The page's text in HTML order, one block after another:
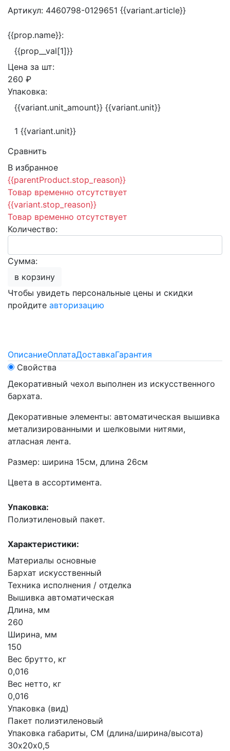
Артикул: 4460798-0129651 {{variant.article}}
{{prop.name}}:
{{prop__val[1]}}
Цена за шт:
260 ₽
Упаковка:
{{variant.unit_amount}} {{variant.unit}}
1 {{variant.unit}}
Сравнить
В избранное
{{parentProduct.stop_reason}}
Товар временно отсутствует
{{variant.stop_reason}}
Товар временно отсутствует
Количество:
Сумма:
в корзину
Чтобы увидеть персональные цены и скидки
пройдите авторизацию
ОписаниеОплатаДоставкаГарантия
Свойства
Декоративный чехол выполнен из искусственного
бархата.
Декоративные элементы: автоматическая вышивка
метализированными и шелковыми нитями,
атласная лента.
Размер: ширина 15см, длина 26см
Цвета в ассортимента.
Упаковка:
Полиэтиленовый пакет.
Характеристики:
Материалы основные
Бархат искусственный
Техника исполнения / отделка
Вышивка автоматическая
Длина, мм
260
Ширина, мм
150
Вес брутто, кг
0,016
Вес нетто, кг
0,016
Упаковка (вид)
Пакет полиэтиленовый
Упаковка габариты, СМ (длина/ширина/высота)
30х20х0,5